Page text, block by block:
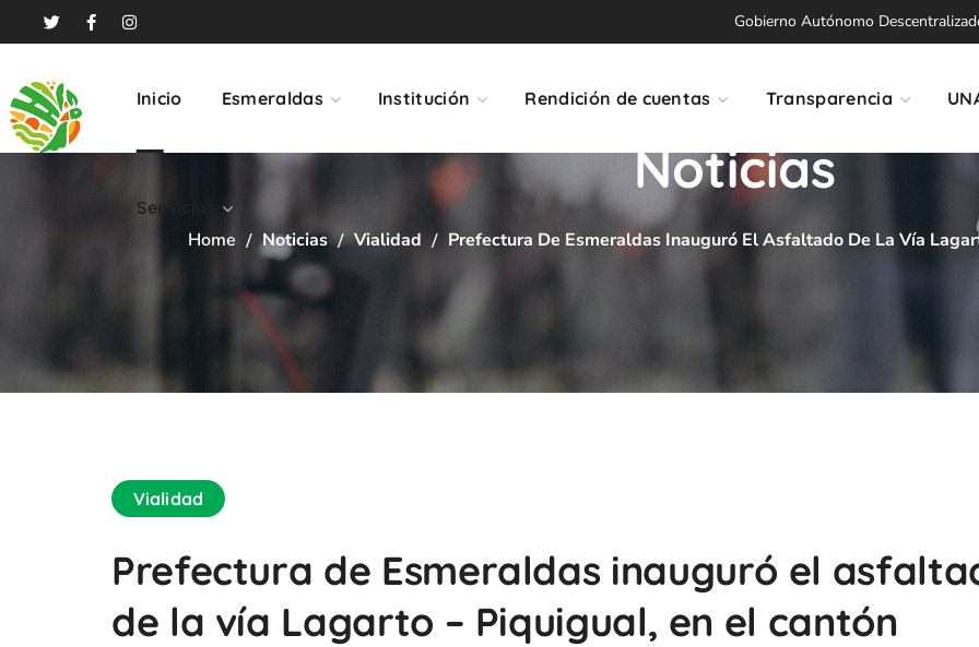
Gobierno Autónomo
Inicio Esmeraldas Institución Rendición de cuentas Transparencia
Servicios
Noticias
Home Noticias Vialidad Prefectura De Esmeraldas Inauguró El Asfaltado De La Vía
Vialidad
Prefectura de Esmeraldas inauguró el
de la vía Lagarto – Piquigual, en el cantón